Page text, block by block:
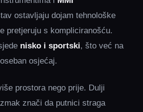
ostavljaju dojam tehnološke
pretjeruju s kompliciranošću.
nisko i sportski, što već na
osjećaj.
prostora nego prije. Dulji
znači da putnici straga